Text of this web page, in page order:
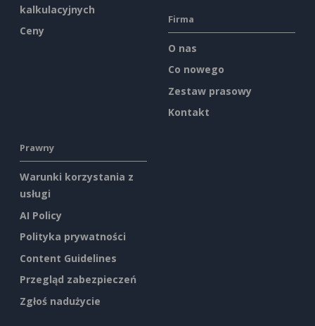
kalkulacyjnych
Ceny
Firma
O nas
Co nowego
Zestaw prasowy
Kontakt
Prawny
Warunki korzystania z
usługi
AI Policy
Polityka prywatności
Content Guidelines
Przegląd zabezpieczeń
Zgłoś nadużycie